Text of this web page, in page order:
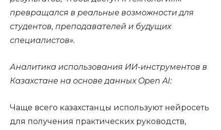
превращался в реальные возможности для
студентов, преподавателей и будущих
специалистов».
Аналитика использования ИИ-инструментов в
Казахстане на основе данных Open AI:
Чаще всего казахстанцы используют нейросеть
для получения практических руководств,